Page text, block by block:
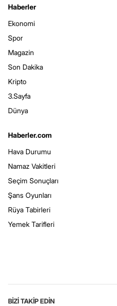
Haberler
Ekonomi
Spor
Magazin
Son Dakika
Kripto
3.Sayfa
Dünya
Haberler.com
Hava Durumu
Namaz Vakitleri
Seçim Sonuçları
Şans Oyunları
Rüya Tabirleri
Yemek Tarifleri
BİZİ TAKİP EDİN